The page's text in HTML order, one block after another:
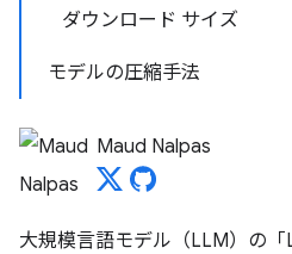
ダウンロード サイズ
モデルの圧縮手法
Maud Nalpas
大規模言語モデル（LLM）の